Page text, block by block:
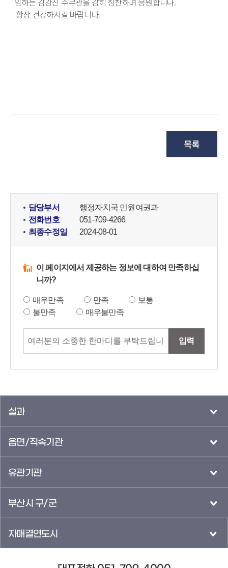
항상 건강하시길 바랍니다.
담당부서
행정자치국 민원여권과
전화번호
051-709-4266
최종수정일
2024-08-01
이 페이지에서 제공하는 정보에 대하여 만족하십
니까?
매우만족 만족
보통
불만족
매우불만족
입력
실과
읍면/직속기관
유관기관
부산시 구/군
자매결연도시